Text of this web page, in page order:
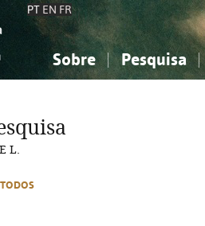
PT EN FR
Sobre Pesquisa
Ciências sociais...
Ciências sociais...
L.